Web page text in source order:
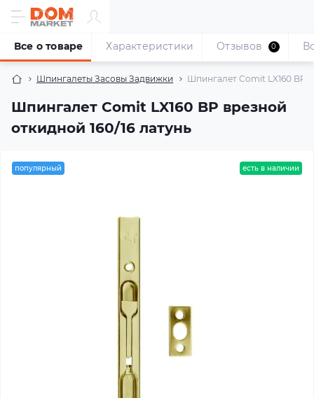
Шпингалеты Засовы Задвижки Шпингалет Comit LX160 BP
Шпингалет Comit LX160 BP врезной
откидной 160/16 латунь
Все о товаре Характеристики Отзывов 0
популярный есть в наличии